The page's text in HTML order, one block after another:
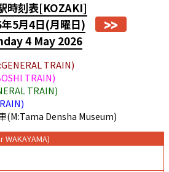
時刻表[KOZAKI]
5月4日(月曜日)
4 May 2026
>>
TRAIN)
TRAIN)
TRAIN)
(M:Tama Densha Museum)
WAKAYAMA)